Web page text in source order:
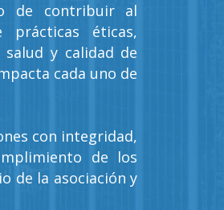
de contribuir al
prácticas éticas,
y calidad de
cada uno de
con integridad,
de los
de la asociación y